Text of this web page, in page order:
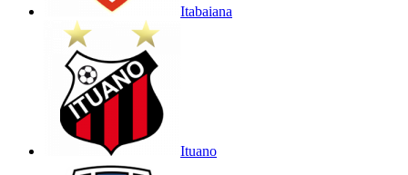
Itabaiana
Ituano